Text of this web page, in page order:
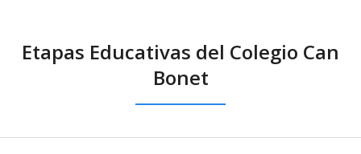
Etapas Educativas del Colegio Can
Bonet